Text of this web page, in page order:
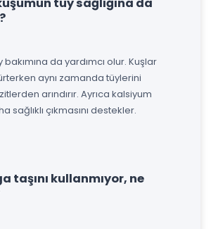
bakımına da yardımcı olur. Kuşlar
aynı zamanda tüylerini
arındırır. Ayrıca kalsiyum
sağlıklı çıkmasını destekler.
taşını kullanmıyor, ne